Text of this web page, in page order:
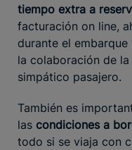
tiempo extra a
facturación on line,
durante el
la colaboración de
simpático pasajero.
También es
las condiciones a
todo si se viaja con